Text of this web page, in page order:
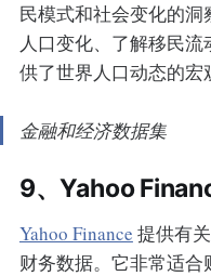
民模式和社会变化的
人口变化、了解移民
供了世界人口动态的宏
金融和经济数据集
9、Yahoo
Yahoo Finance 提供有
财务数据。它非常适